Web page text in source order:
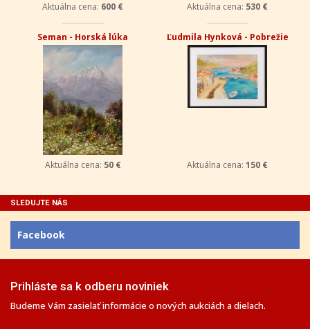
Aktuálna cena: 600 € Aktuálna cena: 530 €
Seman - Horská lúka
Aktuálna cena: 50 €
Ľudmila Hynková - Pobrežie
Aktuálna cena: 150 €
SLEDUJTE NÁS
Facebook
Prihláste sa k odberu noviniek
Budeme Vám zasielať informácie o nových aukciách a dielach.